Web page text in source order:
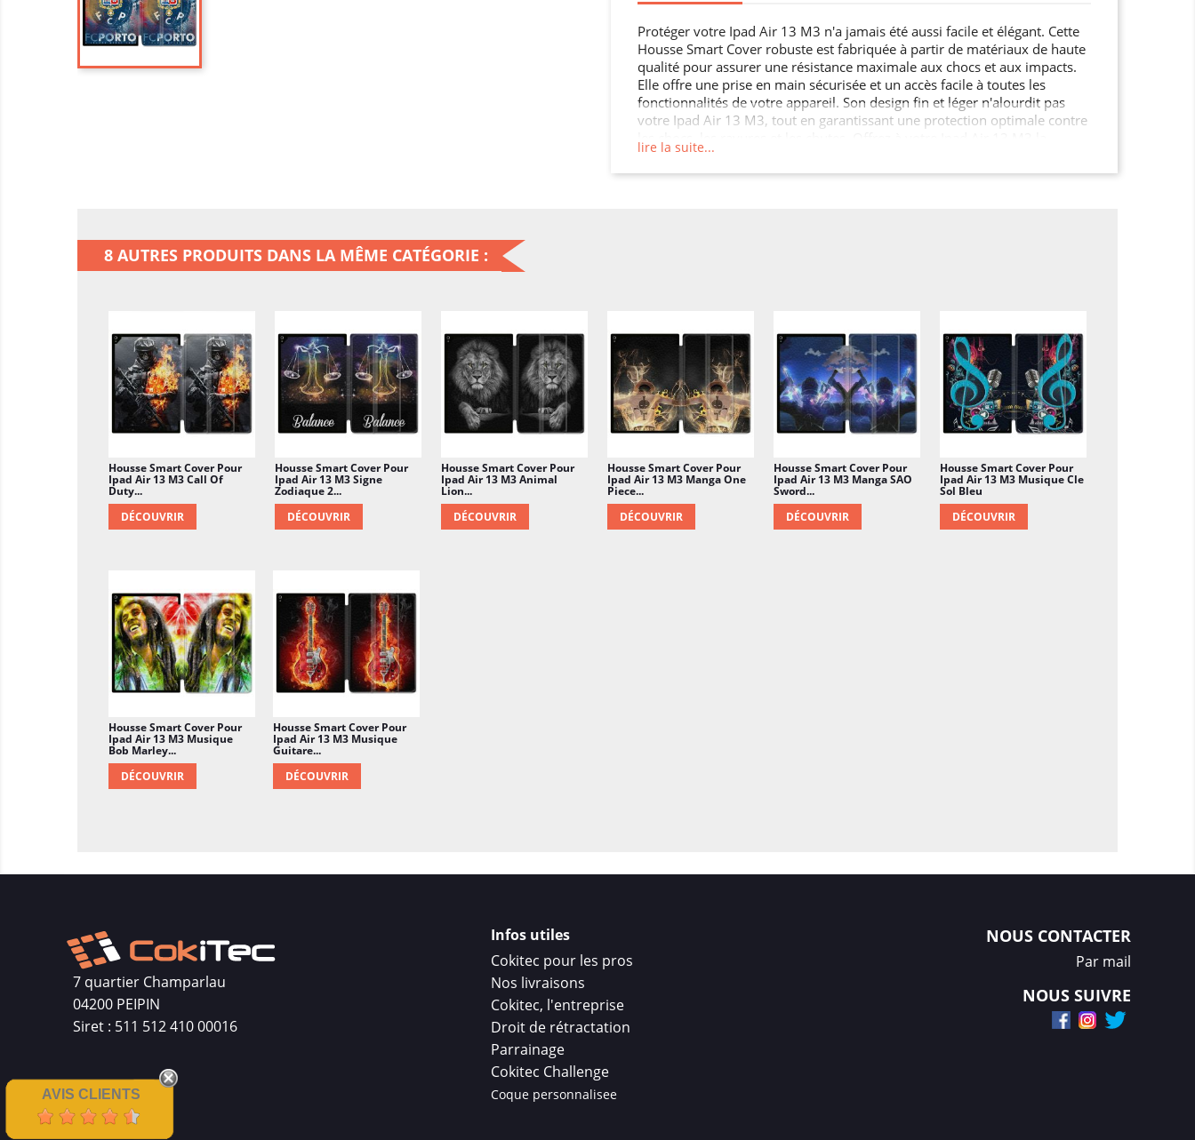
Protéger votre Ipad Air 13 M3 n'a jamais été aussi facile et élégant. Cette
Housse Smart Cover robuste est fabriquée à partir de matériaux de haute
qualité pour assurer une résistance maximale aux chocs et aux impacts.
Elle offre une prise en main sécurisée et un accès facile à toutes les
fonctionnalités de votre appareil. Son design fin et léger n'alourdit pas
votre Ipad Air 13 M3, tout en garantissant une protection optimale contre
protection qu'il mérite.
lire la suite...
8 AUTRES PRODUITS DANS LA MÊME CATÉGORIE :
Housse Smart Cover Pour
Ipad Air 13 M3 Call Of
Duty...
DÉCOUVRIR
Housse Smart Cover Pour
Ipad Air 13 M3 Signe
Zodiaque 2...
DÉCOUVRIR
Housse Smart Cover Pour
Ipad Air 13 M3 Animal
Lion...
DÉCOUVRIR
Housse Smart Cover Pour
Ipad Air 13 M3 Manga One
Piece...
DÉCOUVRIR
Housse Smart Cover Pour
Ipad Air 13 M3 Manga SAO
Sword...
DÉCOUVRIR
Housse Smart Cover Pour
Ipad Air 13 M3 Musique Cle
Sol Bleu
DÉCOUVRIR
Housse Smart Cover Pour
Ipad Air 13 M3 Musique
Bob Marley...
DÉCOUVRIR
Housse Smart Cover Pour
Ipad Air 13 M3 Musique
Guitare...
DÉCOUVRIR
7 quartier Champarlau
04200 PEIPIN
Siret : 511 512 410 00016
Infos utiles
Cokitec pour les pros
Nos livraisons
Cokitec, l'entreprise
Droit de rétractation
Parrainage
Cokitec Challenge
Coque personnalisee
NOUS CONTACTER
Par mail
NOUS SUIVRE
AVIS CLIENTS